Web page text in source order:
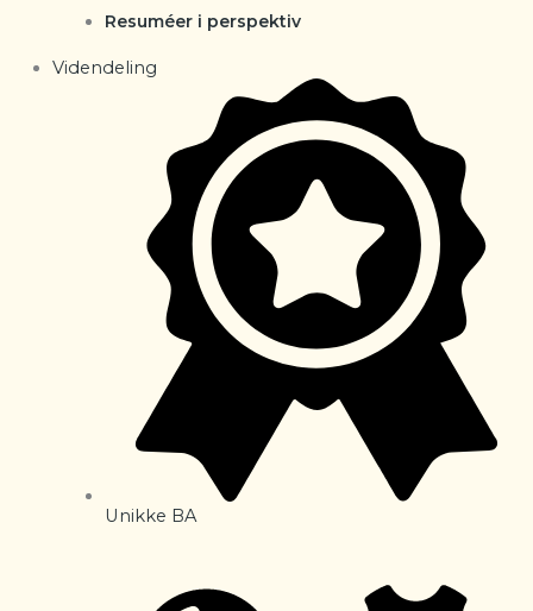
Resuméer i perspektiv
Videndeling
Unikke BA